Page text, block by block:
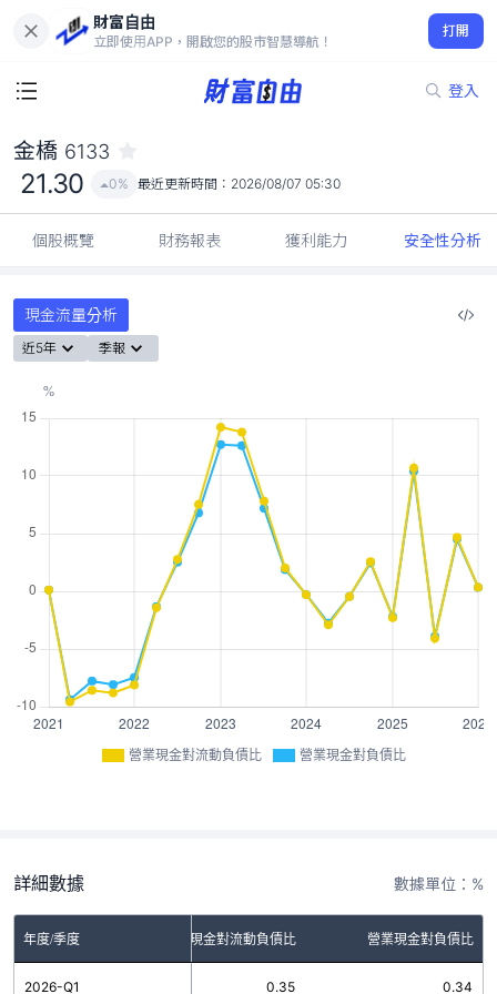
財富自由
立即使用APP，開啟您的股市智慧導航！
打開
登入
21.30
0%
金橋 6133
21.30 0% 最近更新時間： 2026/08/07 05:30
個股概覽 財務報表 獲利能力 安全性分析
現金流量分析
近5年 季報
營業現金對流動負債比 營業現金對負債比
詳細數據 數據單位：%
年度/季度 營業現金對流動負債比 營業現金對負債比
2026-Q1 0.35 0.34